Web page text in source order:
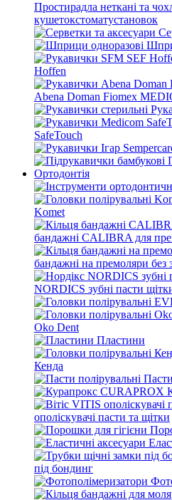
Простирадла неткані та
кушетокстоматустановок
Hoffen
Abena Doman Fiomex
SafeTouch
Ортодонтія
Komet
бандажні CALIBRA для
бандажні на премоляри без
NORDICS зубні пасти
Oko Dent
Пластини
Кенда
ополіскувачі пасти та щітки
під бондинг